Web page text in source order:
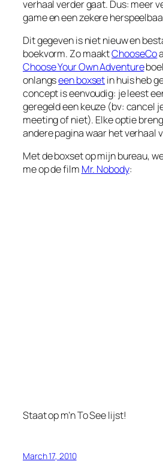
verhaal verder gaat. Dus: meer
game en een zekere
Dit gegeven is niet nieuw en
boekvorm. Zo maaktChooseCo
Choose Your Own Adventure
onlangseen boxsetin huis heb
concept is eenvoudig: je leest
geregeld een keuze (bv: cancel
meeting of niet). Elke optie
andere pagina waar het verhaal
Met de boxset op mijn bureau,
me op de film Mr. Nobody:
Staat op m’nTo Seelijst!
March 17, 2010